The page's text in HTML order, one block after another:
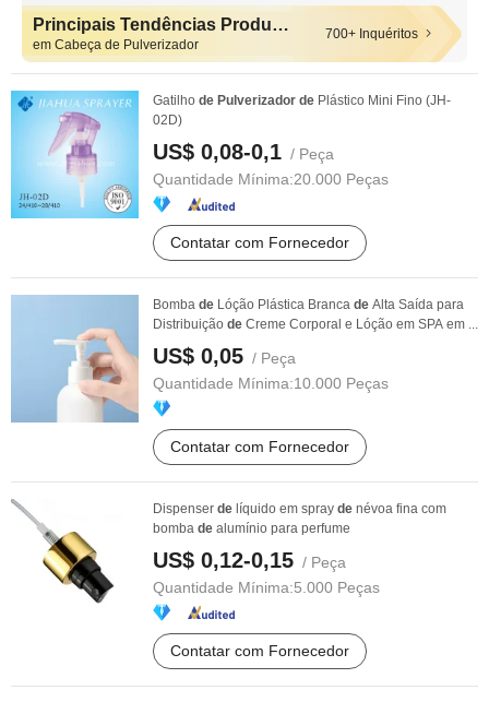
Principais Tendências Produtos
em Cabeça de Pulverizador
700+ Inquéritos
Gatilho de Pulverizador de Plástico Mini Fino (JH-
02D)
US$ 0,08-0,1 / Peça
Quantidade Mínima:20.000 Peças
Contatar com Fornecedor
Bomba de Lóção Plástica Branca de Alta Saída para
Distribuição de Creme Corporal e Lóção em SPA em ...
US$ 0,05 / Peça
Quantidade Mínima:10.000 Peças
Contatar com Fornecedor
Dispenser de líquido em spray de névoa fina com
bomba de alumínio para perfume
US$ 0,12-0,15 / Peça
Quantidade Mínima:5.000 Peças
Contatar com Fornecedor